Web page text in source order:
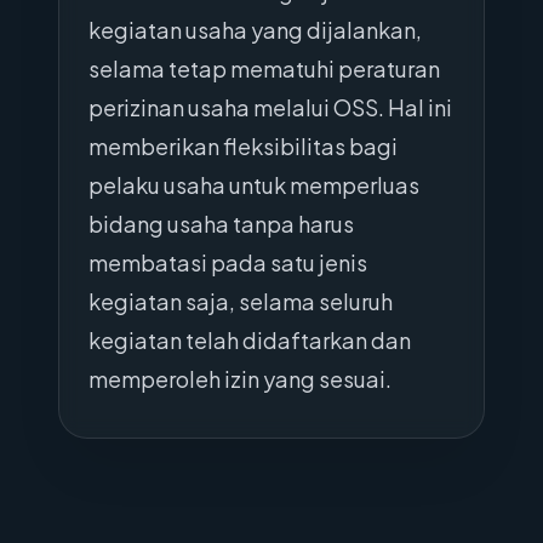
kegiatan usaha yang dijalankan,
selama tetap mematuhi peraturan
perizinan usaha melalui OSS. Hal ini
memberikan fleksibilitas bagi
pelaku usaha untuk memperluas
bidang usaha tanpa harus
membatasi pada satu jenis
kegiatan saja, selama seluruh
kegiatan telah didaftarkan dan
memperoleh izin yang sesuai.